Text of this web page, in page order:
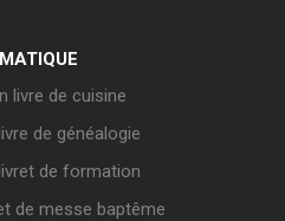
livre de cuisine
de généalogie
de formation
de messe baptême